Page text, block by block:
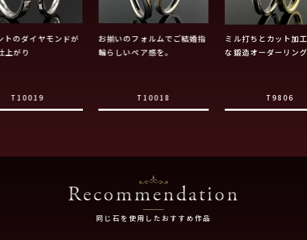
トのダイヤモンドが
上がり
T10019
お揃いのフォルムでご結婚指
輪らしいペア感を。
T10018
ミル打ちとカット加
な鍛造オーダーリング
T9806
Recommendation
同じ石を使用したおすすめ作品